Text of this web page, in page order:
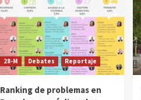
28-M Debates Reportaje
Ranking de problemas en